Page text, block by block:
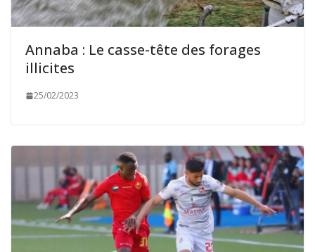
Annaba : Le casse-tête des forages
illicites
25/02/2023